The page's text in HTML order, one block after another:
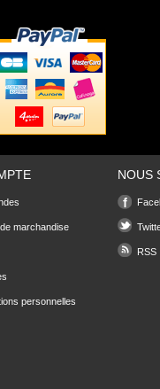
marchandise
personnelles
NOUS
RSS